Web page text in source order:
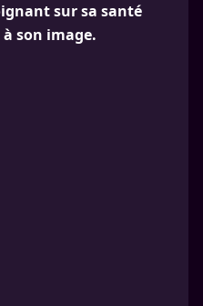
sur sa santé
son image.